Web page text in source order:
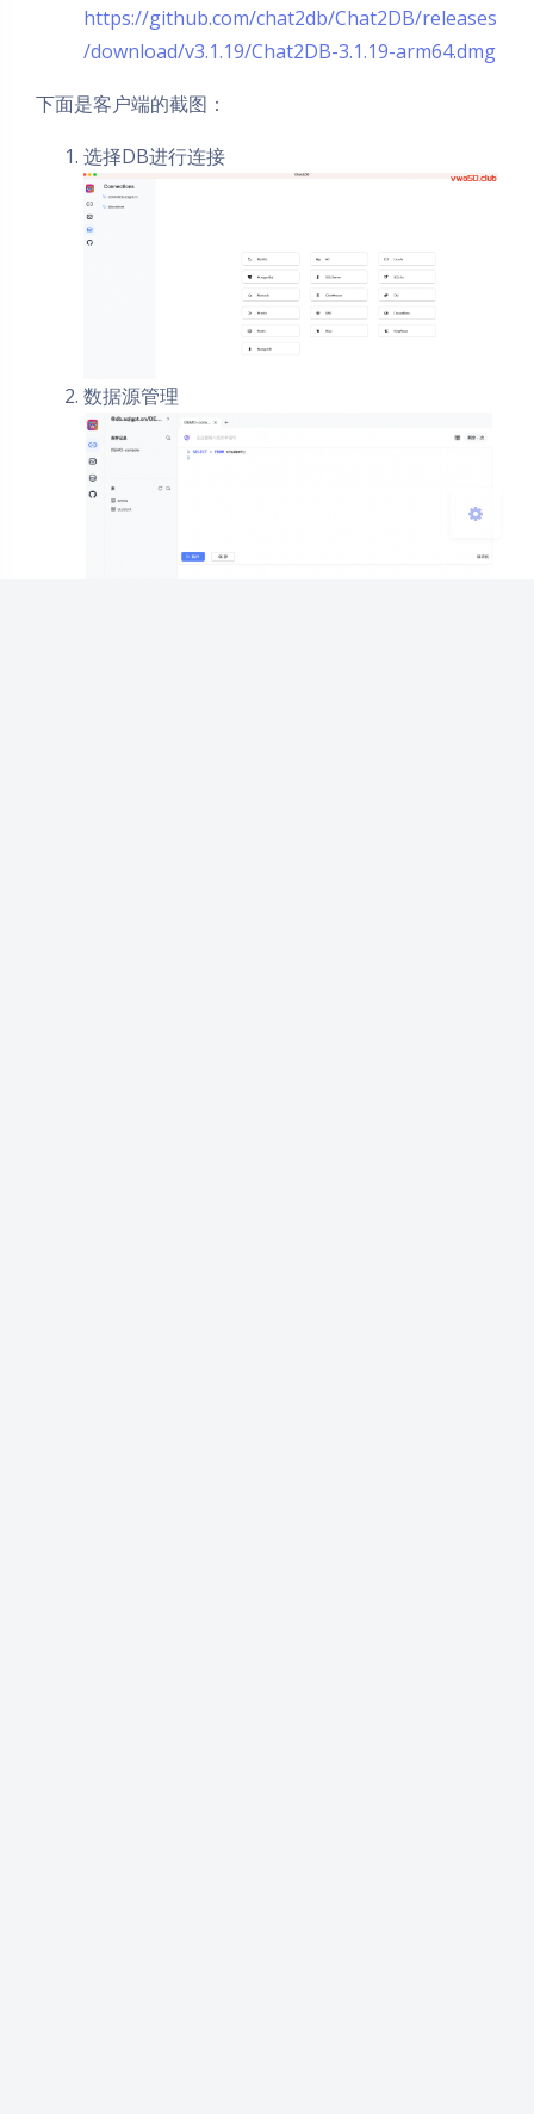
夜间模式
Sans Serif
https://github.com/chat2db/Chat2DB/releases
/download/v3.1.19/Chat2DB-3.1.19-arm64.dmg
下面是客户端的截图：
选择DB进行连接
数据源管理